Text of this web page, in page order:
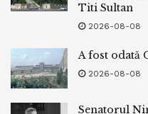
Titi Sultan
2026-08-08
A fost odată
2026-08-08
Senatorul